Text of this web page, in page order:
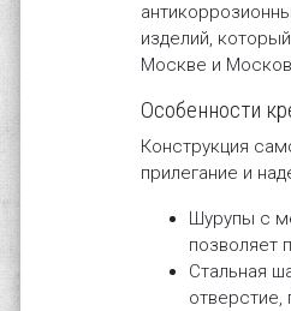
изделий,
Москве и
Особенности
Конструкция
прилегание и
Шурупы с
позволяет
Стальная
отверстие,